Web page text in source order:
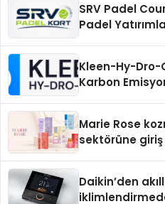
SRV Padel
Padel
Kleen-Hy-Dro-
Karbon
Aldı
Marie Rose
sektörüne giriş
Daikin’den